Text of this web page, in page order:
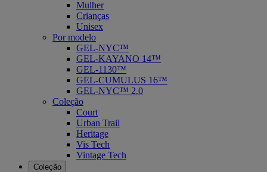
Mulher
Crianças
Unisex
Por modelo
GEL-NYC™
GEL-KAYANO 14™
GEL-1130™
GEL-CUMULUS 16™
GEL-NYC™ 2.0
Coleção
Court
Urban Trail
Heritage
Vis Tech
Vintage Tech
Coleção